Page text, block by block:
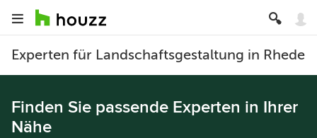
Experten für Landschaftsgestaltung in Rhede
Finden Sie passende Experten in Ihrer
Nähe